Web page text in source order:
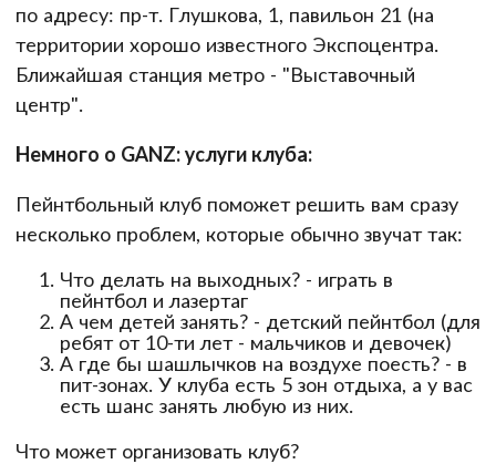
по адресу: пр-т. Глушкова, 1, павильон 21 (на
территории хорошо известного Экспоцентра.
Ближайшая станция метро - "Выставочный
центр".
Немного о GANZ: услуги клуба:
Пейнтбольный клуб поможет решить вам сразу
несколько проблем, которые обычно звучат так:
Что делать на выходных? - играть в
пейнтбол и лазертаг
А чем детей занять? - детский пейнтбол (для
ребят от 10-ти лет - мальчиков и девочек)
А где бы шашлычков на воздухе поесть? - в
пит-зонах. У клуба есть 5 зон отдыха, а у вас
есть шанс занять любую из них.
Что может организовать клуб?